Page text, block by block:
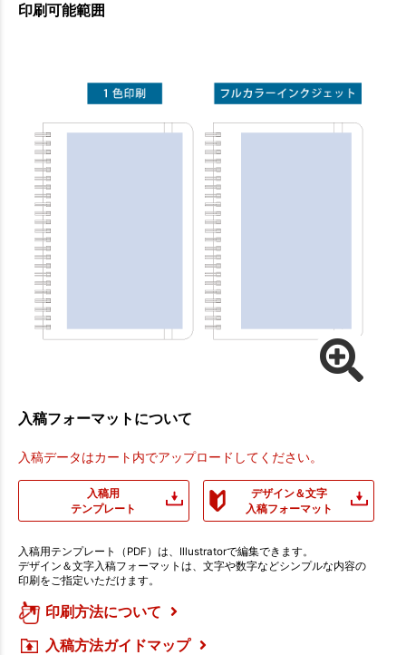
印刷可能範囲
入稿フォーマットについて
入稿データはカート内でアップロードしてください。
入稿用
テンプレート
デザイン＆文字
入稿フォーマット
入稿用テンプレート（PDF）は、Illustratorで編集できます。
デザイン＆文字入稿フォーマットは、文字や数字などシンプルな内容の
印刷をご指定いただけます。
印刷方法について
入稿方法ガイドマップ